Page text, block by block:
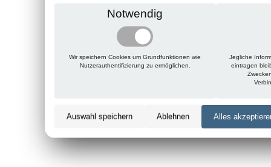
Notwendig
Wir speichern Cookies um Grundfunktionen wie
Nutzerauthentifizierung zu ermöglichen.
Jegliche
eintragen
Auswahl speichern Ablehnen Alles